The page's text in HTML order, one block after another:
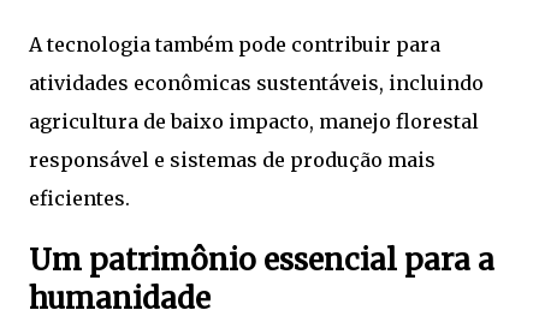
A tecnologia também pode contribuir para
atividades econômicas sustentáveis, incluindo
agricultura de baixo impacto, manejo florestal
responsável e sistemas de produção mais
eficientes.
Um patrimônio essencial para a
humanidade